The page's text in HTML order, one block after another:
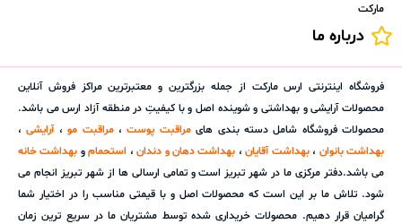
مارکت
درباره ما
فروشگاه اینترنتی ارس مارکت از جمله بزرگترین و معتبرترین مراکز فروش آنلاین
محصولات آرایشی و بهداشتی و شوینده اصل و با کیفیتِ در منطقه آزاد ارس می باشد.
محصولات فروشگاه شامل دسته بندی هایمراقبت پوست،مراقبت مو،آرایشی،
بهداشت بانوان ،بهداشت آقایان، بهداشت دهان و دندان، استحمامو بهداشت خانه
می باشد.دفتر مرکزی ما در شهر تبریز است و تمامی ارسالی ها از شهر تبریز انجام می
شود. تلاش ما بر این است که محصولات اصل و با قیمتی مناسب را در اختیار شما
گرامیان قرار دهیم. محصولات خریداری شده توسط مشتریان ما در سریع ترین زمان